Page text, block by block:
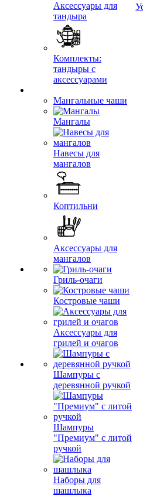
Аксессуары для
тандыра
Комплекты:
тандыры с
аксессуарами
Мангальные чаши
Мангалы
Навесы для
мангалов
Коптильни
Аксессуары для
мангалов
Гриль-очаги
Костровые чаши
Аксессуары для
грилей и очагов
Шампуры с
деревянной ручкой
Шампуры
"Премиум" с литой
ручкой
Наборы для
шашлыка